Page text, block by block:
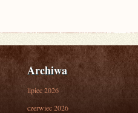
Archiwa
lipiec 2026
czerwiec 2026